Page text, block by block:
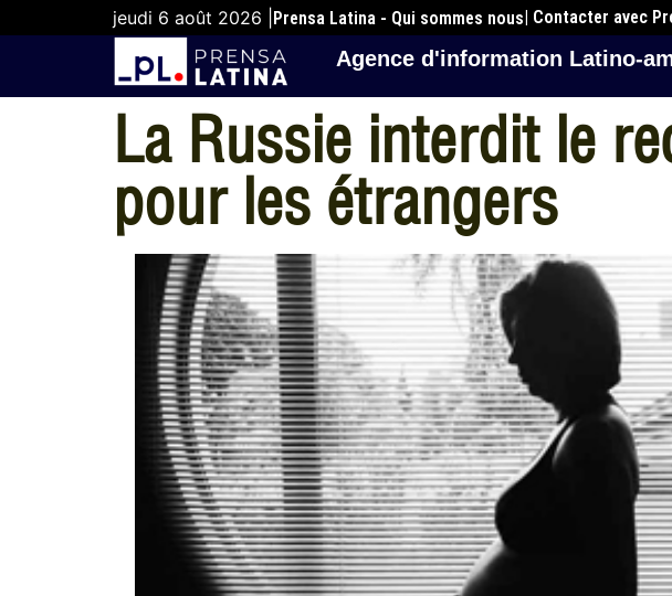
jeudi 6 août 2026 | Prensa Latina - Qui sommes nous| Contacter avec
Agence d'information Latino-
La Russie interdit le
pour les étrangers